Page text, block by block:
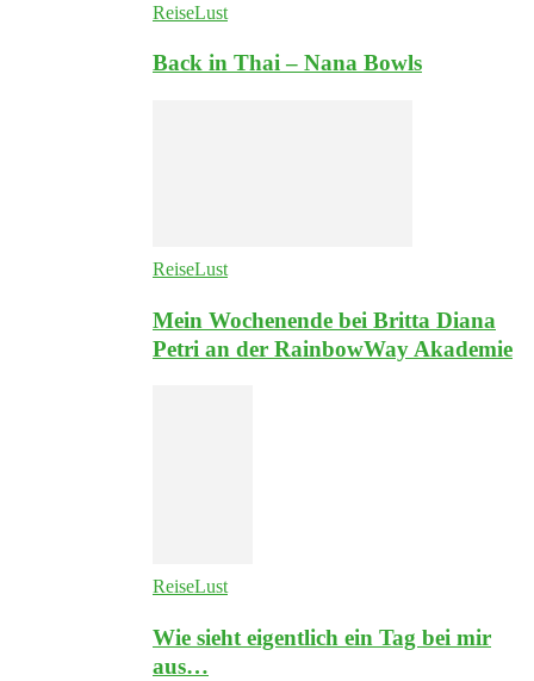
ReiseLust
Back in Thai – Nana Bowls
ReiseLust
Mein Wochenende bei Britta Diana
Petri an der RainbowWay Akademie
ReiseLust
Wie sieht eigentlich ein Tag bei mir
aus…